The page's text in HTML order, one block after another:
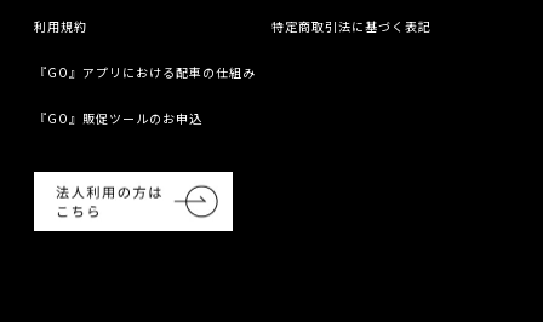
利用規約 特定商取引法に基づく表記
『GO』アプリにおける配車の仕組み
『GO』販促ツールのお申込